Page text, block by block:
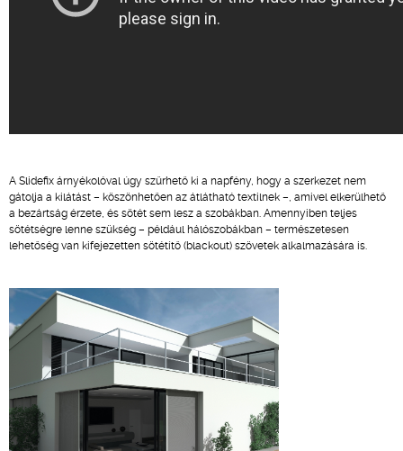
A Slidefix árnyékolóval úgy szűrhető ki a napfény, hogy a szerkezet nem
gátolja a kilátást – köszönhetően az átlátható textilnek –, amivel elkerülhető
a bezártság érzete, és sötét sem lesz a szobákban. Amennyiben teljes
sötétségre lenne szükség – például hálószobákban – természetesen
lehetőség van kifejezetten sötétítő (blackout) szövetek alkalmazására is.